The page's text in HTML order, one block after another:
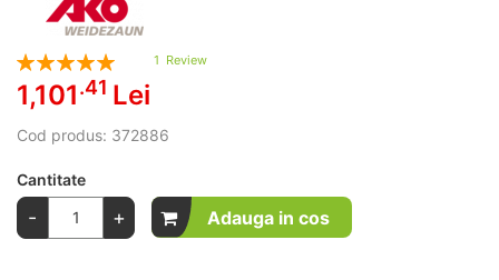
Rating:
100
% of100
1 Review
1,101.41 Lei
Cod produs: 372886
Cantitate
- + Adauga in cos